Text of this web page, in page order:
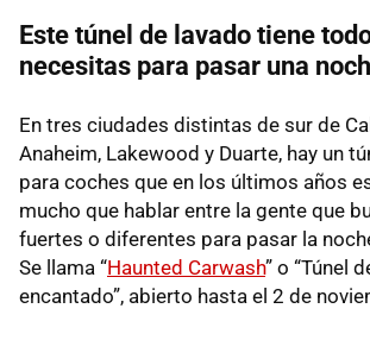
Este túnel de lavado tiene
necesitas para pasar una
En tres ciudades distintas de sur de
Anaheim, Lakewood y Duarte, hay un
para coches que en los últimos años
mucho que hablar entre la gente que
fuertes o diferentes para pasar la
Se llama “Haunted Carwash” o “Túnel
encantado”, abierto hasta el 2 de